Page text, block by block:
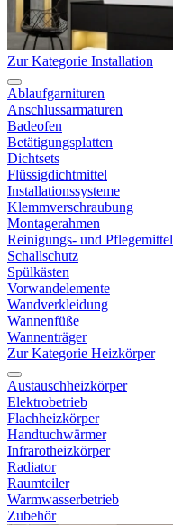
Zur Kategorie Installation
Ablaufgarnituren
Anschlussarmaturen
Badeofen
Betätigungsplatten
Dichtsets
Flüssigdichtmittel
Installationssysteme
Klemmverschraubung
Montagerahmen
Reinigungs- und Pflegemittel
Schallschutz
Spülkästen
Vorwandelemente
Wandverkleidung
Wannenfüße
Wannenträger
Zur Kategorie Heizkörper
Austauschheizkörper
Elektrobetrieb
Flachheizkörper
Handtuchwärmer
Infrarotheizkörper
Radiator
Raumteiler
Warmwasserbetrieb
Zubehör